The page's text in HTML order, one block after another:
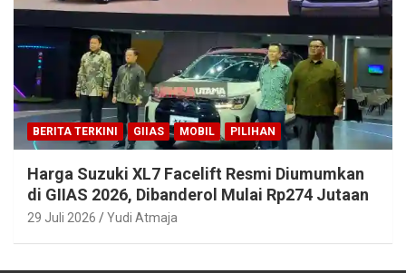
BERITA TERKINI GIIAS MOBIL PILIHAN
Harga Suzuki XL7 Facelift Resmi Diumumkan
di GIIAS 2026, Dibanderol Mulai Rp274 Jutaan
29 Juli 2026 Yudi Atmaja